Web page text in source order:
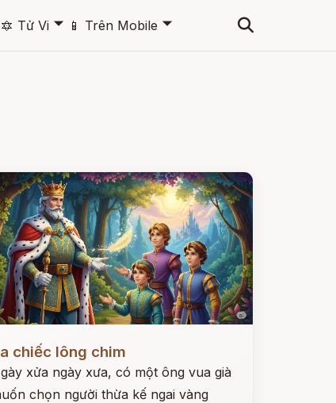
🔯 Tử Vi 🞃 📱 Trên Mobile 🞃
chiếc lông chim
xửa ngày xưa, có một ông vua già
chọn người thừa kế ngai vàng